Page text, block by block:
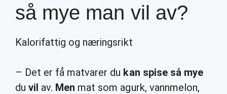
så mye man vil av?
Kalorifattig og næringsrikt
– Det er få matvarer du kan spise så mye
duvil av. Men mat som agurk, vannmelon,